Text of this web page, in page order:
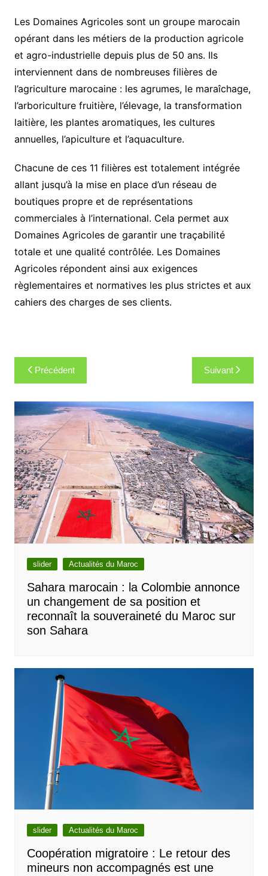
Les Domaines Agricoles sont un groupe marocain
opérant dans les métiers de la production agricole
et agro-industrielle depuis plus de 50 ans. Ils
interviennent dans de nombreuses filières de
l’agriculture marocaine : les agrumes, le maraîchage,
l’arboriculture fruitière, l’élevage, la transformation
laitière, les plantes aromatiques, les cultures
annuelles, l’apiculture et l’aquaculture.
Chacune de ces 11 filières est totalement intégrée
allant jusqu’à la mise en place d’un réseau de
boutiques propre et de représentations
commerciales à l’international. Cela permet aux
Domaines Agricoles de garantir une traçabilité
totale et une qualité contrôlée. Les Domaines
Agricoles répondent ainsi aux exigences
règlementaires et normatives les plus strictes et aux
cahiers des charges de ses clients.
Navigation
de
l’article
Précédent Suivant
slider Actualités du Maroc
Sahara marocain : la Colombie annonce
un changement de sa position et
reconnaît la souveraineté du Maroc sur
son Sahara
slider Actualités du Maroc
Coopération migratoire : Le retour des
mineurs non accompagnés est une